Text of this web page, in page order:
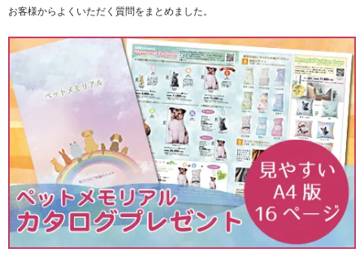
お客様からよくいただく質問をまとめました。